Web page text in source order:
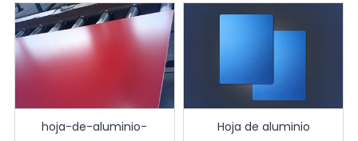
hoja-de-aluminio-
Hoja de aluminio